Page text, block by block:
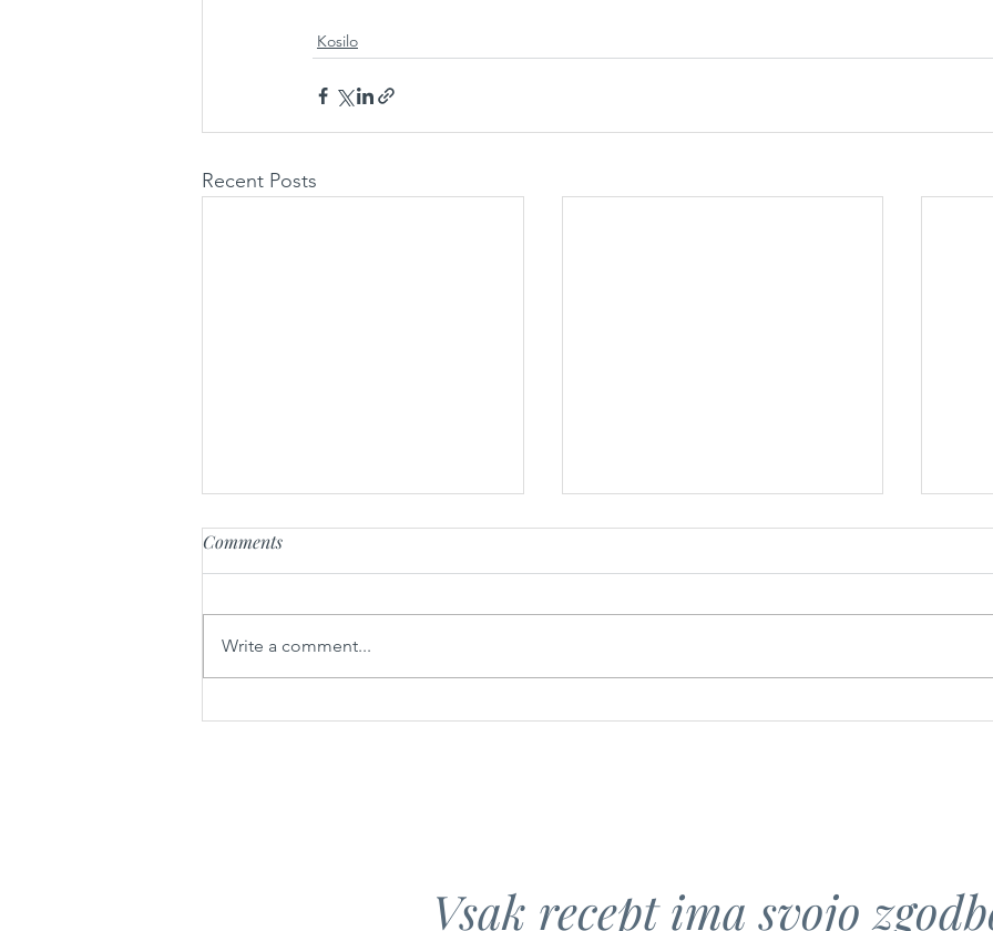
Kosilo
Recent Posts
Kisla repa s krompirjem
Comments
Write a comment...
Vsak recept ima svojo